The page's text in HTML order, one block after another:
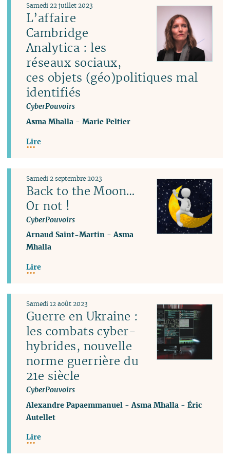
L’affaire
Cambridge
Analytica : les
réseaux sociaux,
ces objets (géo)politiques mal
identifiés
CyberPouvoirs
Samedi 22 juillet 2023
Asma Mhalla -Marie Peltier
Lire
Back to the Moon…
Or not !
CyberPouvoirs
Samedi 2 septembre 2023
Arnaud Saint-Martin -Asma
Mhalla
Lire
Guerre en Ukraine :
les combats cyber-
hybrides, nouvelle
norme guerrière du
21e siècle
CyberPouvoirs
Samedi 12 août 2023
Alexandre Papaemmanuel -Asma Mhalla -Éric
Autellet
Lire